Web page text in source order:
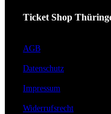
Ticket Shop
AGB
Datenschutz
Impressum
Widerrufsrecht